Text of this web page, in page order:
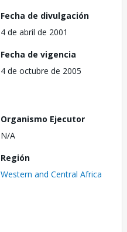
Fecha de divulgación
4 de abril de 2001
Fecha de vigencia
4 de octubre de 2005
Organismo Ejecutor
N/A
Región
Western and Central Africa